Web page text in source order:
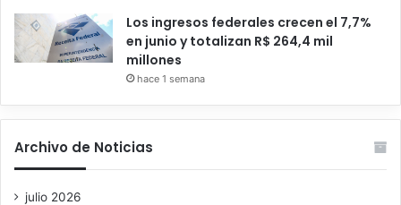
Los ingresos federales crecen el 7,7%
en junio y totalizan R$ 264,4 mil
millones
hace 1 semana
Archivo de Noticias
julio 2026